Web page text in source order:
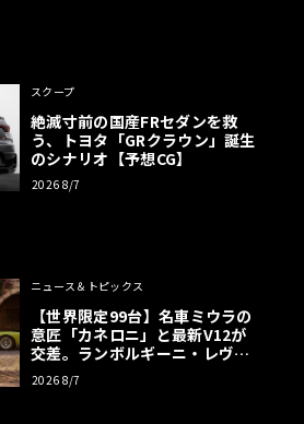
スクープ
絶滅寸前の国産FRセダンを救
う、トヨタ「GRクラウン」誕生
のシナリオ【予想CG】
2026 8/7
ニュース＆トピックス
【世界限定99台】名車ミウラの
意匠「カネロニ」と最新V12が
交差。ランボルギーニ・レヴエ
ルトに60周年記念車が登場
2026 8/7